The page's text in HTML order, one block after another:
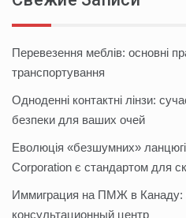
Перевезення меблів: основні
транспортування
Одноденні контактні лінзи:
безпеки для ваших очей
Еволюція «безшумних»
Corporation є стандартом для
Иммиграция на ПМЖ в Канаду:
консультационный центр